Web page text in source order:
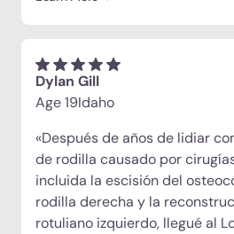
pero que me entusiasma
creyente. Los beneficios han
y estoy muy emocionada de
Dra. Porras y a todo el equipo
guiarme hacia este camino de
Dylan Gill
Age 19Idaho
«Después de años de lidiar
de rodilla causado por
incluida la escisión del
rodilla derecha y la
rotuliano izquierdo, llegué al